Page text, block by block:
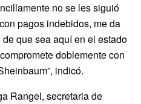
no se les siguió
pagos indebidos, me da
que sea aquí en el estado
doblemente con
indicó.
Rangel, secretaria de